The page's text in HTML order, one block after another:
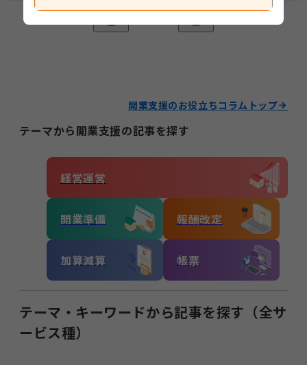
arrow_circle_left arrow_circle_right
開業支援のお役立ちコラムトップ
テーマから開業支援の記事を探す
経営運営
開業準備 報酬改定
加算減算 帳票
テーマ・キーワードから記事を探す（全サ
ービス種）